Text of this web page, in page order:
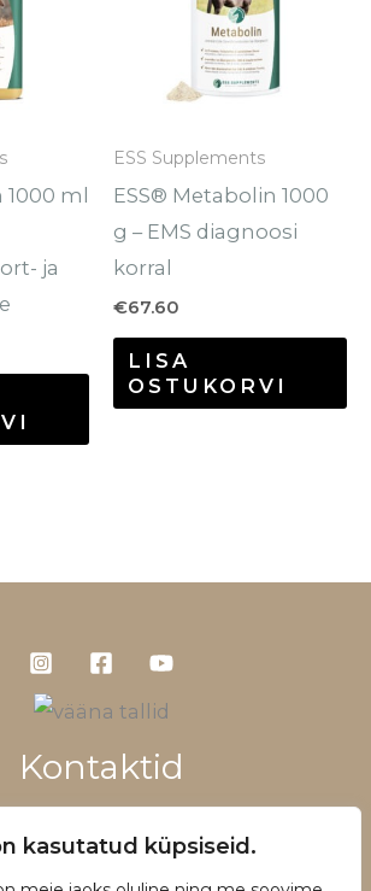
kasutatud küpsiseid.
1000 ml
ja
ESS Supplements
ESS® Metabolin 1000
g – EMS diagnoosi
korral
€67.60
LISA
OSTUKORVI
Kontaktid
+372 5660 1028